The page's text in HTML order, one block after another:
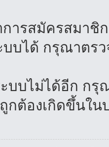
ารสมัครสมาชิ
บบได้ กรุณาตร
บบไม่ได้อีก กรุ
กต้องเกิดขึ้นใน